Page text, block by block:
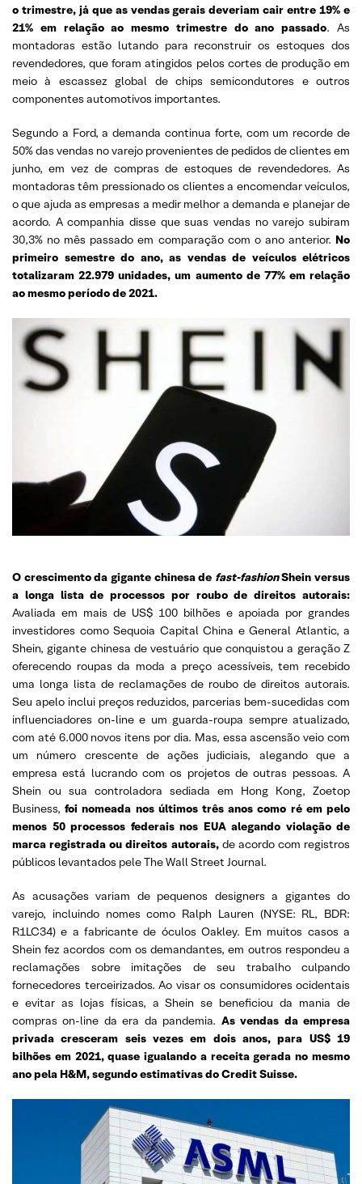
o trimestre, já que as vendas gerais deveriam cair entre 19% e
21% em relação ao mesmo trimestre do ano passado. As
montadoras estão lutando para reconstruir os estoques dos
revendedores, que foram atingidos pelos cortes de produção em
meio à escassez global de chips semicondutores e outros
componentes automotivos importantes.
Segundo a Ford, a demanda continua forte, com um recorde de
50% das vendas no varejo provenientes de pedidos de clientes em
junho, em vez de compras de estoques de revendedores. As
montadoras têm pressionado os clientes a encomendar veículos,
o que ajuda as empresas a medir melhor a demanda e planejar de
acordo. A companhia disse que suas vendas no varejo subiram
30,3% no mês passado em comparação com o ano anterior. No
primeiro semestre do ano, as vendas de veículos elétricos
totalizaram 22.979 unidades, um aumento de 77% em relação
ao mesmo período de 2021.
O crescimento da gigante chinesa de fast-fashionShein versus
a longa lista de processos por roubo de direitos autorais:
Avaliada em mais de US$ 100 bilhões e apoiada por grandes
investidores como Sequoia Capital China e General Atlantic, a
Shein, gigante chinesa de vestuário que conquistou a geração Z
oferecendo roupas da moda a preço acessíveis, tem recebido
uma longa lista de reclamações de roubo de direitos autorais.
Seu apelo inclui preços reduzidos, parcerias bem-sucedidas com
influenciadores on-line e um guarda-roupa sempre atualizado,
com até 6.000 novos itens por dia. Mas, essa ascensão veio com
um número crescente de ações judiciais, alegando que a
empresa está lucrando com os projetos de outras pessoas. A
Shein ou sua controladora sediada em Hong Kong, Zoetop
Business,foi nomeada nos últimos três anos como ré em pelo
menos 50 processos federais nos EUA alegando violação de
marca registrada ou direitos autorais, de acordo com registros
públicos levantados pele The Wall Street Journal.
As acusações variam de pequenos designers a gigantes do
varejo, incluindo nomes como Ralph Lauren (NYSE: RL, BDR:
R1LC34) e a fabricante de óculos Oakley. Em muitos casos a
Shein fez acordos com os demandantes, em outros respondeu a
reclamações sobre imitações de seu trabalho culpando
fornecedores terceirizados. Ao visar os consumidores ocidentais
e evitar as lojas físicas, a Shein se beneficiou da mania de
compras on-line da era da pandemia. As vendas da empresa
privada cresceram seis vezes em dois anos, para US$ 19
bilhões em 2021, quase igualando a receita gerada no mesmo
ano pela H&M, segundo estimativas do Credit Suisse.